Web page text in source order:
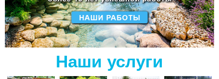
Наши услуги